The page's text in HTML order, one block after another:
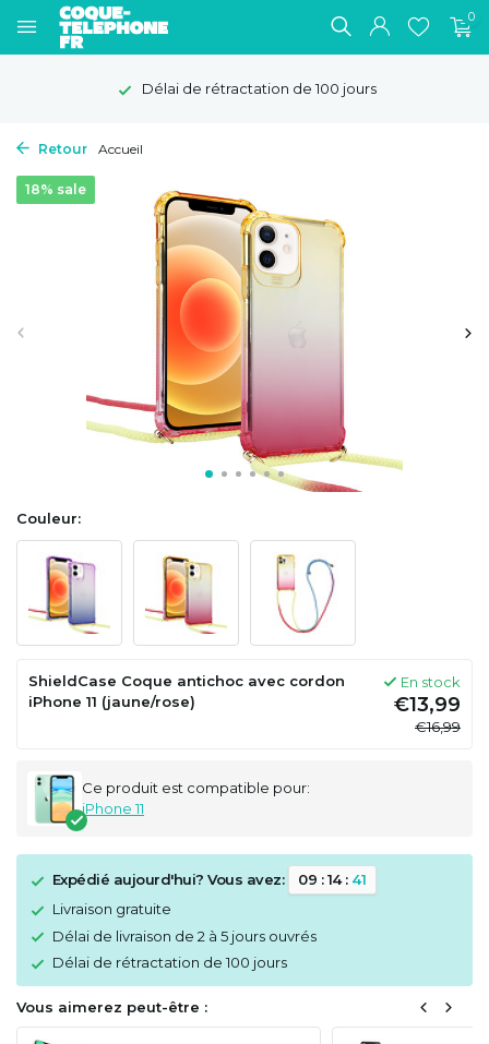
0
Délai de rétractation de 100 jours
Retour Accueil
18% sale
Couleur:
ShieldCase Coque antichoc avec cordon
iPhone 11 (jaune/rose)
En stock
€13,99
€16,99
Ce produit est compatible pour:
iPhone 11
Expédié aujourd'hui? Vous avez: 09 :14: 41
Livraison gratuite
Délai de livraison de 2 à 5 jours ouvrés
Délai de rétractation de 100 jours
Vous aimerez peut-être :